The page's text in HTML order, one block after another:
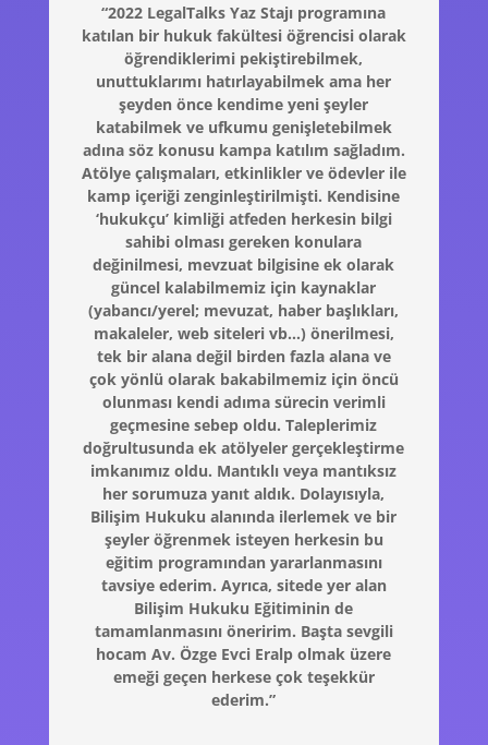
“2022 LegalTalks Yaz Stajı programına
katılan bir hukuk fakültesi öğrencisi olarak
öğrendiklerimi pekiştirebilmek,
unuttuklarımı hatırlayabilmek ama her
şeyden önce kendime yeni şeyler
katabilmek ve ufkumu genişletebilmek
adına söz konusu kampa katılım sağladım.
Atölye çalışmaları, etkinlikler ve ödevler ile
kamp içeriği zenginleştirilmişti. Kendisine
‘hukukçu’ kimliği atfeden herkesin bilgi
sahibi olması gereken konulara
değinilmesi, mevzuat bilgisine ek olarak
güncel kalabilmemiz için kaynaklar
(yabancı/yerel; mevuzat, haber başlıkları,
makaleler, web siteleri vb…) önerilmesi,
tek bir alana değil birden fazla alana ve
çok yönlü olarak bakabilmemiz için öncü
olunması kendi adıma sürecin verimli
geçmesine sebep oldu. Taleplerimiz
doğrultusunda ek atölyeler gerçekleştirme
imkanımız oldu. Mantıklı veya mantıksız
her sorumuza yanıt aldık. Dolayısıyla,
Bilişim Hukuku alanında ilerlemek ve bir
şeyler öğrenmek isteyen herkesin bu
eğitim programından yararlanmasını
tavsiye ederim. Ayrıca, sitede yer alan
Bilişim Hukuku Eğitiminin de
tamamlanmasını öneririm. Başta sevgili
hocam Av. Özge Evci Eralp olmak üzere
emeği geçen herkese çok teşekkür
ederim.”